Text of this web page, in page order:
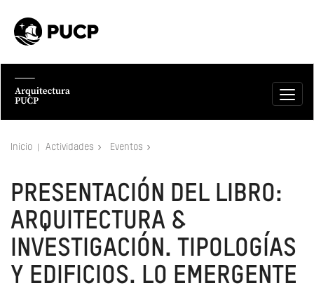
Inicio Actividades Eventos
PRESENTACIÓN DEL LIBRO:
ARQUITECTURA &
INVESTIGACIÓN. TIPOLOGÍAS
Y EDIFICIOS. LO EMERGENTE